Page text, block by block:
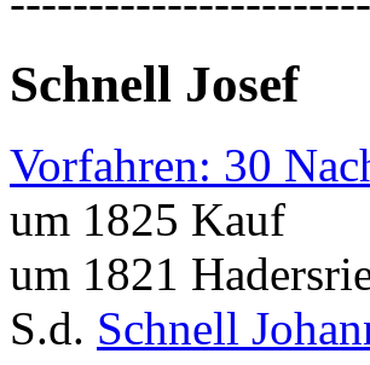
Schnell Josef
Vorfahren: 30
um 1825 Kauf
um 1821
S.d. Schnell